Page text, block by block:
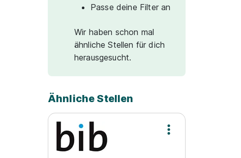
Passe deine Filter an
Wir haben schon mal
ähnliche Stellen für dich
herausgesucht.
Ähnliche Stellen